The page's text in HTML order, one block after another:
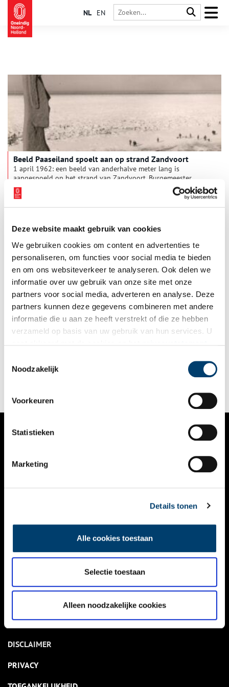
Deze website maakt gebruik van cookies
We gebruiken cookies om content en advertenties te
personaliseren, om functies voor social media te bieden
en om ons websiteverkeer te analyseren. Ook delen we
informatie over uw gebruik van onze site met onze
partners voor social media, adverteren en analyse. Deze
partners kunnen deze gegevens combineren met andere
informatie die u aan ze heeft verstrekt of die ze hebben
verzameld op basis van uw gebruik van hun services. U
Noodzakelijk
Voorkeuren
Statistieken
Marketing
Details tonen
Alle cookies toestaan
Selectie toestaan
Alleen noodzakelijke cookies
NL EN
Beeld Paaseiland spoelt aan op strand Zandvoort
1 april 1962: een beeld van anderhalve meter lang is
aangespoeld op het strand van Zandvoort. Burgemeester
Venema staat voor een raadsel. Een paar dagen later blijkt het
een geslaagde 1-aprilgrap te zijn.
De gebruiken van een zeventiende-eeuwse Amsterdammer
Coffeeshops, de wallen, altijd fietsen en een plat accent: al
deze zaken worden beschouwd als ‘typisch Amsterdams’. Of al
aantal typische gebruiken, waarmee de Amsterdammer zich
onderscheidde van buitenpoorters.
NIEUWS
KALENDER
ACTIVITEITEN
NIEUWSBRIEF
DISCLAIMER
PRIVACY